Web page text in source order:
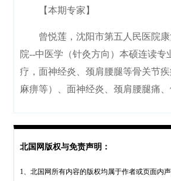
【本期专家】
曾悦莲，沈阳市第五人民医院康
院--中医学（针灸方向）本硕连读
疗，面神经炎、颈肩腰腿等骨关节
麻痹等）、面神经炎、颈肩腰腿痛、
北国网版权与免责声明：
1、北国网所有内容的版权均属于作者或页面内